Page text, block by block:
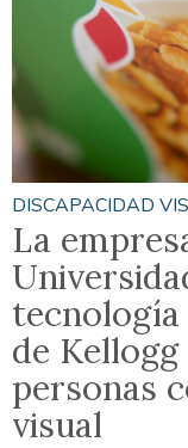
DISCAPACIDAD
La
tecnología
de Kellogg
personas
visual